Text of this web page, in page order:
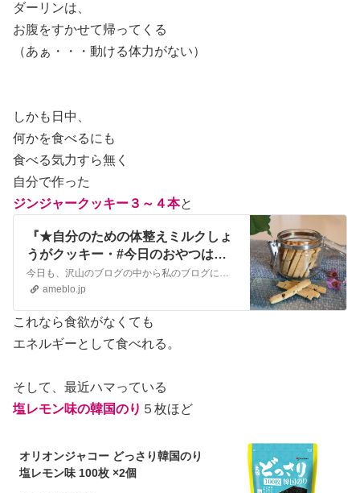
ダーリンは、
お腹をすかせて帰ってくる
（あぁ・・・動ける体力がない）
しかも日中、
何かを食べるにも
食べる気力すら無く
自分で作った
ジンジャークッキー３～４本と
『★自分のための体整えミルクしょ
うがクッキー・#今日のおやつはこ
れ』
今日も、沢山のブログの中から私のブログに遊びに来てくれてありがと(人*´∀｀*)♡♪ ゆっくりしてってね（＾＾） 人気ブログランキング ８月いっぱいの…
ameblo.jp
これなら食欲がなくても
エネルギーとして食べれる。
そして、最近ハマっている
塩レモン味の韓国のり ５枚ほど
オリオンジャコー どっさり韓国のり
塩レモン味 100枚 ×2個